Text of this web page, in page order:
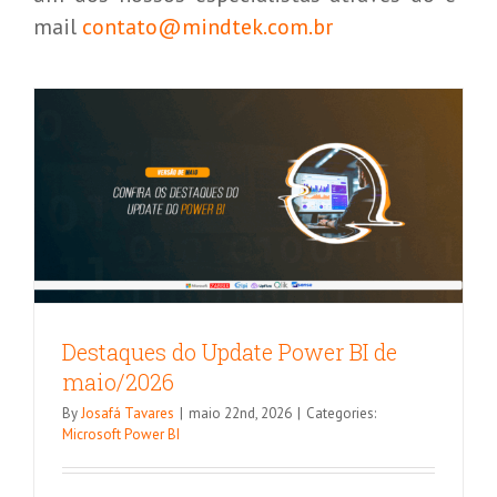
mail contato@mindtek.com.br
maio/2026
Destaques do Update Power BI de
maio/2026
ByJosafá Tavares | maio 22nd, 2026 | Categories:
Microsoft Power BI